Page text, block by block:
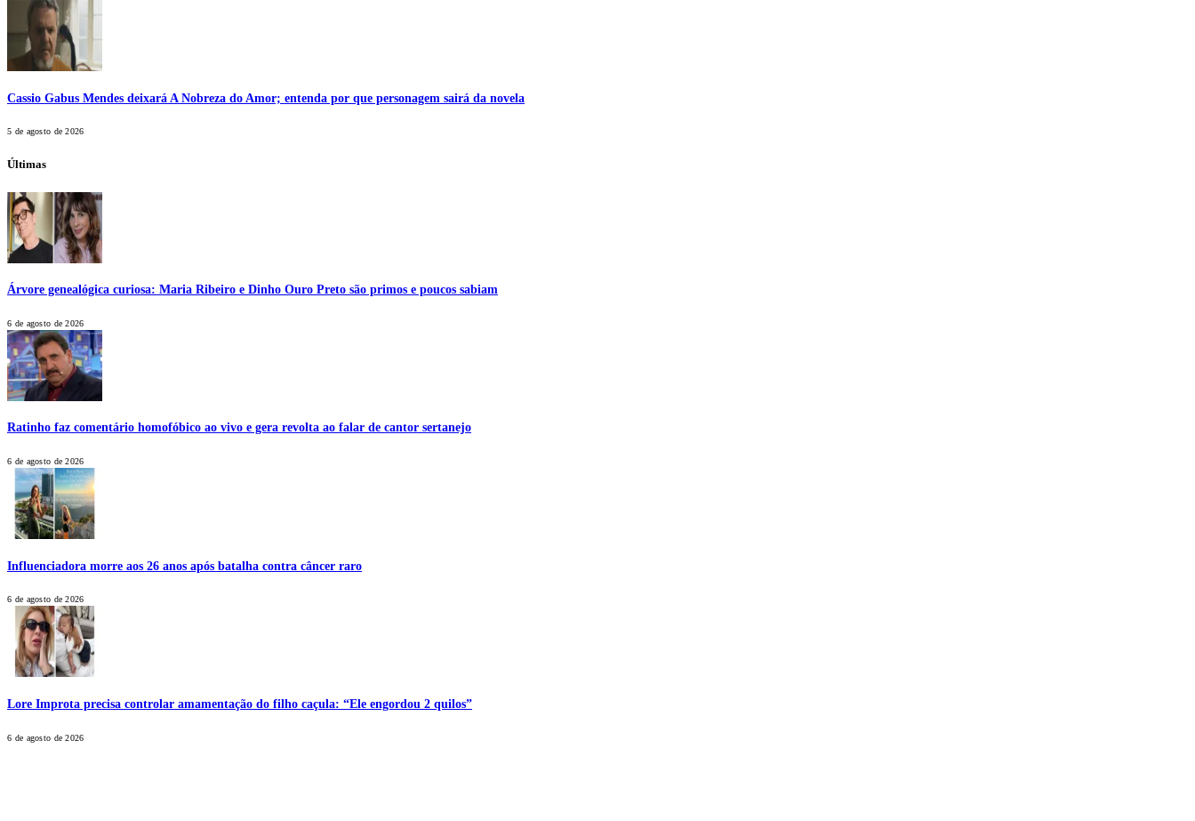
Cassio Gabus Mendes deixará A Nobreza do Amor; entenda por que personagem sairá da novela
5 de agosto de 2026
Últimas
Árvore genealógica curiosa: Maria Ribeiro e Dinho Ouro Preto são primos e poucos sabiam
6 de agosto de 2026
Ratinho faz comentário homofóbico ao vivo e gera revolta ao falar de cantor sertanejo
6 de agosto de 2026
Influenciadora morre aos 26 anos após batalha contra câncer raro
6 de agosto de 2026
Lore Improta precisa controlar amamentação do filho caçula: “Ele engordou 2 quilos”
6 de agosto de 2026